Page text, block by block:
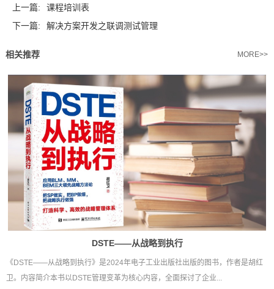
上一篇:
课程培训表
下一篇:
解决方案开发之联调测试管理
相关推荐 MORE>>
DSTE——从战略到执行
《DSTE——从战略到执行》是2024年电子工业出版社出版的图书，作者是胡红
卫。内容简介本书以DSTE管理变革为核心内容，全面探讨了企业...